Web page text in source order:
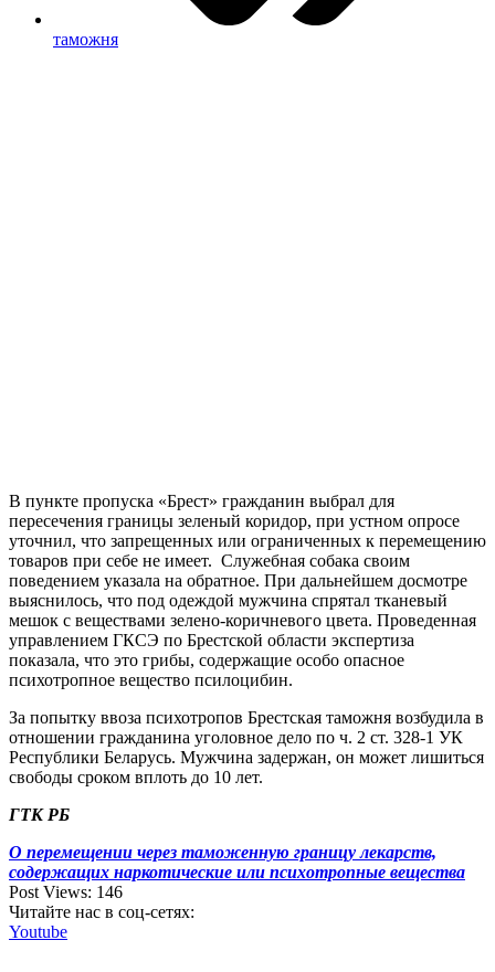
таможня
В пункте пропуска «Брест» гражданин выбрал для
пересечения границы зеленый коридор, при устном опросе
уточнил, что запрещенных или ограниченных к перемещению
товаров при себе не имеет. Служебная собака своим
поведением указала на обратное. При дальнейшем досмотре
выяснилось, что под одеждой мужчина спрятал тканевый
мешок с веществами зелено-коричневого цвета. Проведенная
управлением ГКСЭ по Брестской области экспертиза
показала, что это грибы, содержащие особо опасное
психотропное вещество псилоцибин.
За попытку ввоза психотропов Брестская таможня возбудила в
отношении гражданина уголовное дело по ч. 2 ст. 328-1 УК
Республики Беларусь. Мужчина задержан, он может лишиться
свободы сроком вплоть до 10 лет.
ГТК РБ
О перемещении через таможенную границу лекарств,
содержащих наркотические или психотропные вещества
Post Views: 146
Читайте нас в соц-сетях:
Youtube